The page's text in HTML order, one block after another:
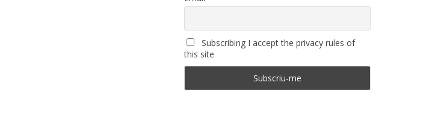
Subscribing I accept the privacy rules of
this site